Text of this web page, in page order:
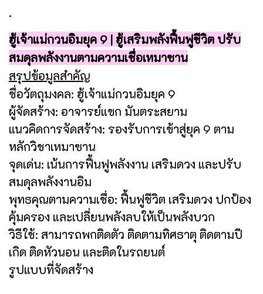
.
ฮู้เจ้าแม่กวนอิมยุค 9 | ฮู้เสริมพลังฟื้นฟูชีวิต ปรับ
สมดุลพลังงานตามความเชื่อเหมาซาน
สรุปข้อมูลสำคัญ
ชื่อวัตถุมงคล: ฮู้เจ้าแม่กวนอิมยุค 9
ผู้จัดสร้าง: อาจารย์แขก มันตระสยาม
แนวคิดการจัดสร้าง: รองรับการเข้าสู่ยุค 9 ตาม
หลักวิชาเหมาซาน
จุดเด่น: เน้นการฟื้นฟูพลังงาน เสริมดวง และปรับ
สมดุลพลังงานอิม
พุทธคุณตามความเชื่อ: ฟื้นฟูชีวิต เสริมดวง ปกป้อง
คุ้มครอง และเปลี่ยนพลังลบให้เป็นพลังบวก
วิธีใช้: สามารถพกติดตัว ติดตามทิศธาตุ ติดตามปี
เกิด ติดหัวนอน และติดในรถยนต์
รูปแบบที่จัดสร้าง